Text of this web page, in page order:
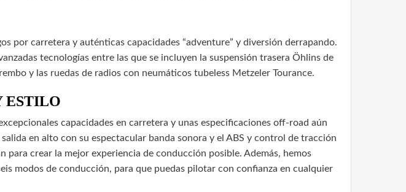
por carretera y auténticas capacidades “adventure” y diversión derrapando.
tecnologías entre las que se incluyen la suspensión trasera Öhlins de
y las ruedas de radios con neumáticos tubeless Metzeler Tourance.
ESTILO
capacidades en carretera y unas especificaciones off-road aún
en alto con su espectacular banda sonora y el ABS y control de tracción
crear la mejor experiencia de conducción posible. Además, hemos
modos de conducción, para que puedas pilotar con confianza en cualquier